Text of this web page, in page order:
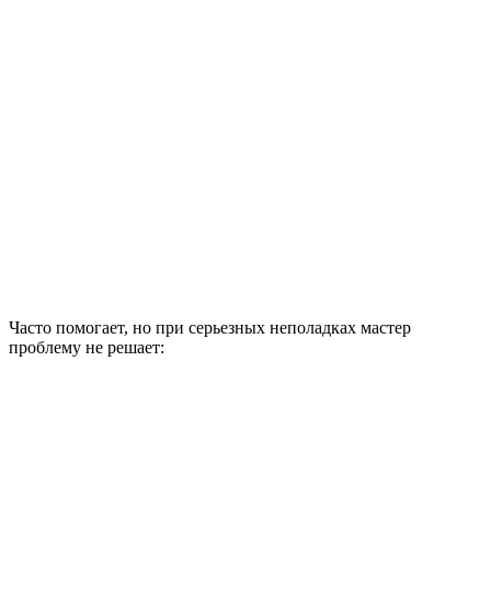
Часто помогает, но при серьезных неполадках мастер
проблему не решает: